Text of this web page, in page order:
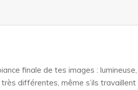
finale de tes images :
différentes, même s’ils travaillent